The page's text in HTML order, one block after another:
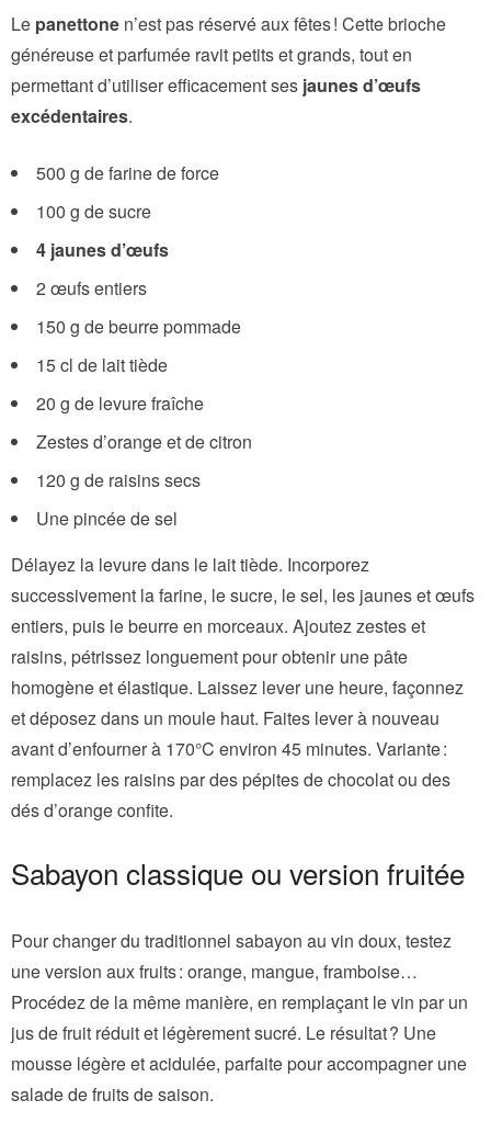
Le panettone n’est pas réservé aux fêtes ! Cette brioche
généreuse et parfumée ravit petits et grands, tout en
permettant d’utiliser efficacement ses jaunes d’œufs
excédentaires.
500 g de farine de force
100 g de sucre
4 jaunes d’œufs
2 œufs entiers
150 g de beurre pommade
15 cl de lait tiède
20 g de levure fraîche
Zestes d’orange et de citron
120 g de raisins secs
Une pincée de sel
Délayez la levure dans le lait tiède. Incorporez
successivement la farine, le sucre, le sel, les jaunes et œufs
entiers, puis le beurre en morceaux. Ajoutez zestes et
raisins, pétrissez longuement pour obtenir une pâte
homogène et élastique. Laissez lever une heure, façonnez
et déposez dans un moule haut. Faites lever à nouveau
avant d’enfourner à 170°C environ 45 minutes. Variante :
remplacez les raisins par des pépites de chocolat ou des
dés d’orange confite.
Sabayon classique ou version fruitée
Pour changer du traditionnel sabayon au vin doux, testez
une version aux fruits : orange, mangue, framboise…
Procédez de la même manière, en remplaçant le vin par un
jus de fruit réduit et légèrement sucré. Le résultat ? Une
mousse légère et acidulée, parfaite pour accompagner une
salade de fruits de saison.